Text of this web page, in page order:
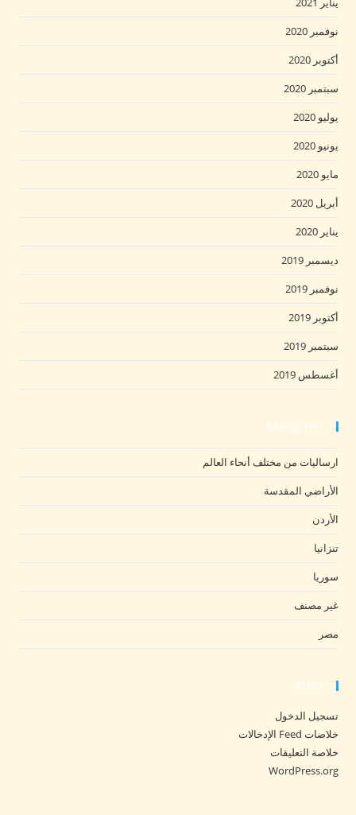
نوفمبر 2020
أكتوبر 2020
سبتمبر 2020
يوليو 2020
يونيو 2020
مايو 2020
أبريل 2020
يناير 2020
ديسمبر 2019
نوفمبر 2019
أكتوبر 2019
سبتمبر 2019
أغسطس 2019
Categories
ارساليات من مختلف أنحاء العالم
الأراضي المقدسة
الأردن
تنزانيا
سوريا
غير مصنف
مصر
Meta
تسجيل الدخول
خلاصات Feed الإدخالات
خلاصة التعليقات
WordPress.org